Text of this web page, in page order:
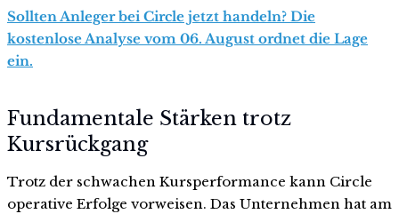
Sollten Anleger bei Circle jetzt handeln? Die
kostenlose Analyse vom 06. August ordnet die Lage
ein.
Fundamentale Stärken trotz
Kursrückgang
Trotz der schwachen Kursperformance kann Circle
operative Erfolge vorweisen. Das Unternehmen hat am